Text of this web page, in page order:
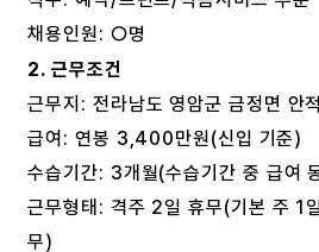
채용인원: ○명
2. 근무조건
근무지: 전라남도 영암군 금정면 안
급여: 연봉 3,400만원(신입 기준)
수습기간: 3개월(수습기간 중 급여
근무형태: 격주 2일 휴무(기본 주 1
무)